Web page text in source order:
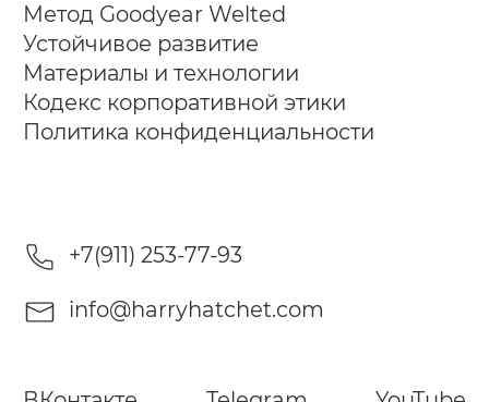
+7(911) 253-77-93
info@harryhatchet.com
Метод Goodyear Welted
Устойчивое развитие
Материалы и технологии
Кодекс корпоративной этики
Политика конфиденциальности